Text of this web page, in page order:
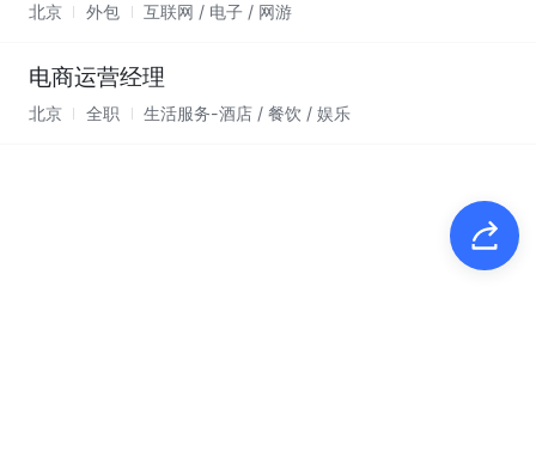
北京 外包 互联网 / 电子 / 网游
电商运营经理
北京 全职 生活服务-酒店 / 餐饮 / 娱乐